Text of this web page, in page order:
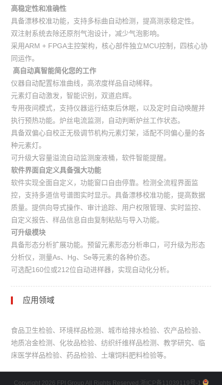
高稳定性和准确性
具备漂移校准功能，支持多标曲自动检测，提高测汞稳定性。
双注射系统去除还原剂气泡设计，减少气泡影响。
采用ARM + FPGA主控架构，核心部件独立MCU控制，四核心协
同运作。
高自动真智能简化您的工作
仪器自动配置标准曲线，高浓度样品自动稀释。
元素灯自动激发，智能识别，双道启辉。
专用夜间模式，支持仪器运行结束后休眠，以及定时自动唤醒并
执行预热功能。炉丝电流监测，自动判断炉丝工作状态。
具备双偏心自校正无极调节机构元素灯架，适配不同偏心量的各
种元素灯。
可升级大容量溢流自动监测废液桶，软件智能提醒。
软件界面自定义具备强大功能
软件实现全面自定义，功能窗口自由停靠。检测全流程界面监
控，支持多道信号谱图实时显示。具备漂移校准功能，提高数据
质量。提供向导式操作、审计追踪、用户权限管理、实时监控、
自定义报告、样品信息自由复制粘贴与导入功能。
可升级模块
具备形态分析扩展功能。预留元素形态分析串口，可升级为形态
分析仪，测量As、Hg、Se等元素的各种价态。
可选配160位或212位自动进样器，实现自动化分析。
应用领域
食品卫生检验、环境样品检测、城市给排水检验、农产品检验、
地质冶金检测、化妆品检验、纺织纤维样品检测、教学研究、临
床医学样品检验、药品检验、土壤饲料肥料检验等。
Copyright 2026 FPI Group All Rights Reserved. 浙ICP备11039119号-1